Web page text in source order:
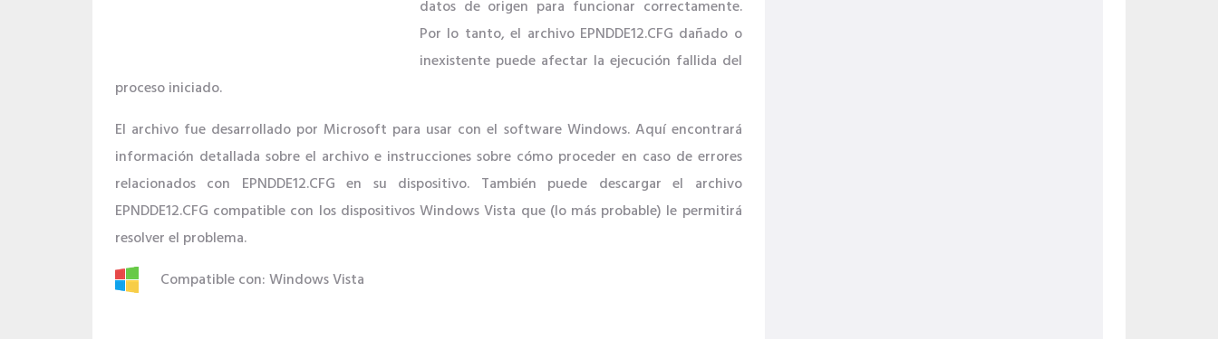
datos de origen para funcionar correctamente.
Por lo tanto, el archivo EPNDDE12.CFG dañado o
inexistente puede afectar la ejecución fallida del
proceso iniciado.
El archivo fue desarrollado por Microsoft para usar con el software Windows. Aquí encontrará
información detallada sobre el archivo e instrucciones sobre cómo proceder en caso de errores
relacionados con EPNDDE12.CFG en su dispositivo. También puede descargar el archivo
EPNDDE12.CFG compatible con los dispositivos Windows Vista que (lo más probable) le permitirá
resolver el problema.
Compatible con: Windows Vista